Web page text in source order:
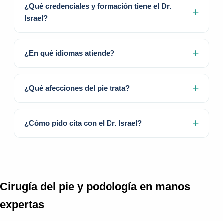
¿Qué credenciales y formación tiene el Dr.
Israel?
¿En qué idiomas atiende?
¿Qué afecciones del pie trata?
¿Cómo pido cita con el Dr. Israel?
Cirugía del pie y podología en manos
expertas